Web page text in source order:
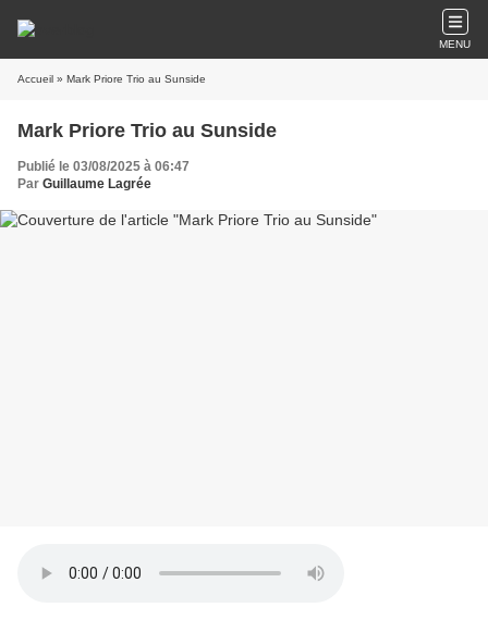
MENU
Accueil » Mark Priore Trio au Sunside
Mark Priore Trio au Sunside
Publié le 03/08/2025 à 06:47
Par Guillaume Lagrée